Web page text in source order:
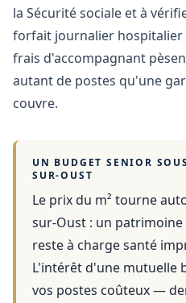
la Sécurité sociale et à
forfait journalier hospitalier
frais d'accompagnant
autant de postes qu'une
couvre.
UN BUDGET SENIOR
SUR-OUST
Le prix du m² tourne
sur-Oust : un
reste à charge santé
L'intérêt d'une mutuelle
vos postes coûteux —